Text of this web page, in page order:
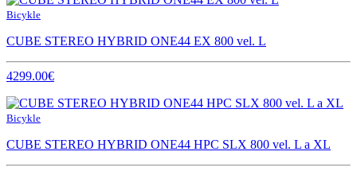
Bicykle
CUBE STEREO HYBRID ONE44 EX 800 vel. L
4299.00€
Bicykle
CUBE STEREO HYBRID ONE44 HPC SLX 800 vel. L a XL